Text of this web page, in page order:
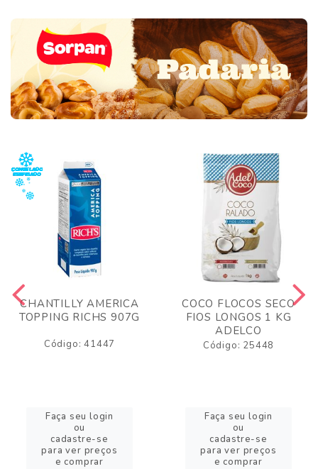
CHANTILLY AMERICA
TOPPING RICHS 907G
Código: 41447
Faça seu login
ou
cadastre-se
para ver preços
e comprar
COCO FLOCOS SECO
FIOS LONGOS 1 KG
ADELCO
Código: 25448
Faça seu login
ou
cadastre-se
para ver preços
e comprar